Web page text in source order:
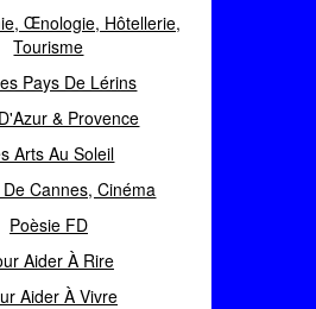
Œnologie, Hôtellerie,
Tourisme
Pays De Lérins
& Provence
Arts Au Soleil
Cannes, Cinéma
Poèsie FD
Aider À Rire
Aider À Vivre